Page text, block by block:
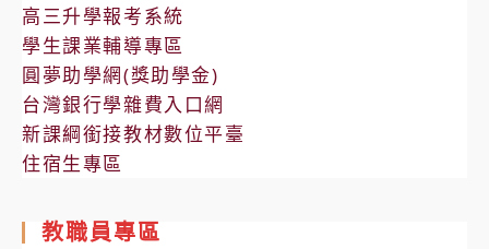
高三升學報考系統
學生課業輔導專區
圓夢助學網(獎助學金)
台灣銀行學雜費入口網
新課綱銜接教材數位平臺
住宿生專區
教職員專區